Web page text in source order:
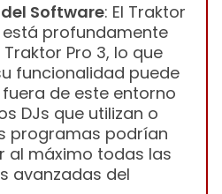
Software: El Traktor
está profundamente
Pro 3, lo que
funcionalidad puede
de este entorno
DJs que utilizan o
programas podrían
al máximo todas las
avanzadas del